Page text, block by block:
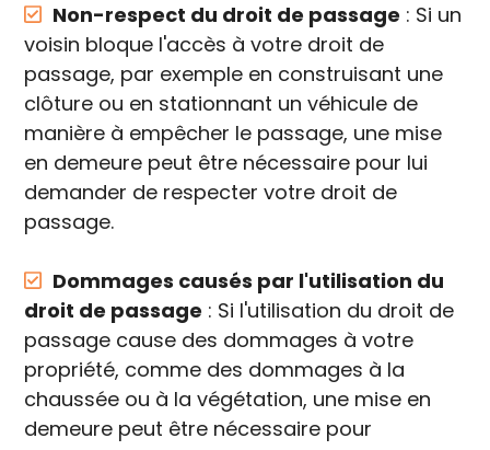
Non-respect du droit de passage : Si un
voisin bloque l'accès à votre droit de
passage, par exemple en construisant une
clôture ou en stationnant un véhicule de
manière à empêcher le passage, une mise
en demeure peut être nécessaire pour lui
demander de respecter votre droit de
passage.
Dommages causés par l'utilisation du
droit de passage : Si l'utilisation du droit de
passage cause des dommages à votre
propriété, comme des dommages à la
chaussée ou à la végétation, une mise en
demeure peut être nécessaire pour